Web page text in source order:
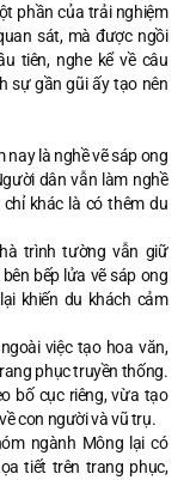
phần của trải nghiệm
sát, mà được ngồi
tiên, nghe kể về câu
sự gần gũi ấy tạo nên
là nghề vẽ sáp ong
dân vẫn làm nghề
khác là có thêm du
trình tường vẫn giữ
bếp lửa vẽ sáp ong
khiến du khách cảm
việc tạo hoa văn,
phục truyền thống.
bố cục riêng, vừa tạo
con người và vũ trụ.
ngành Mông lại có
tiết trên trang phục,